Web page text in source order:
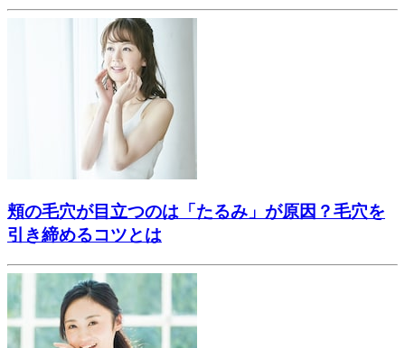
頬の毛穴が目立つのは「たるみ」が原因？毛穴を
引き締めるコツとは